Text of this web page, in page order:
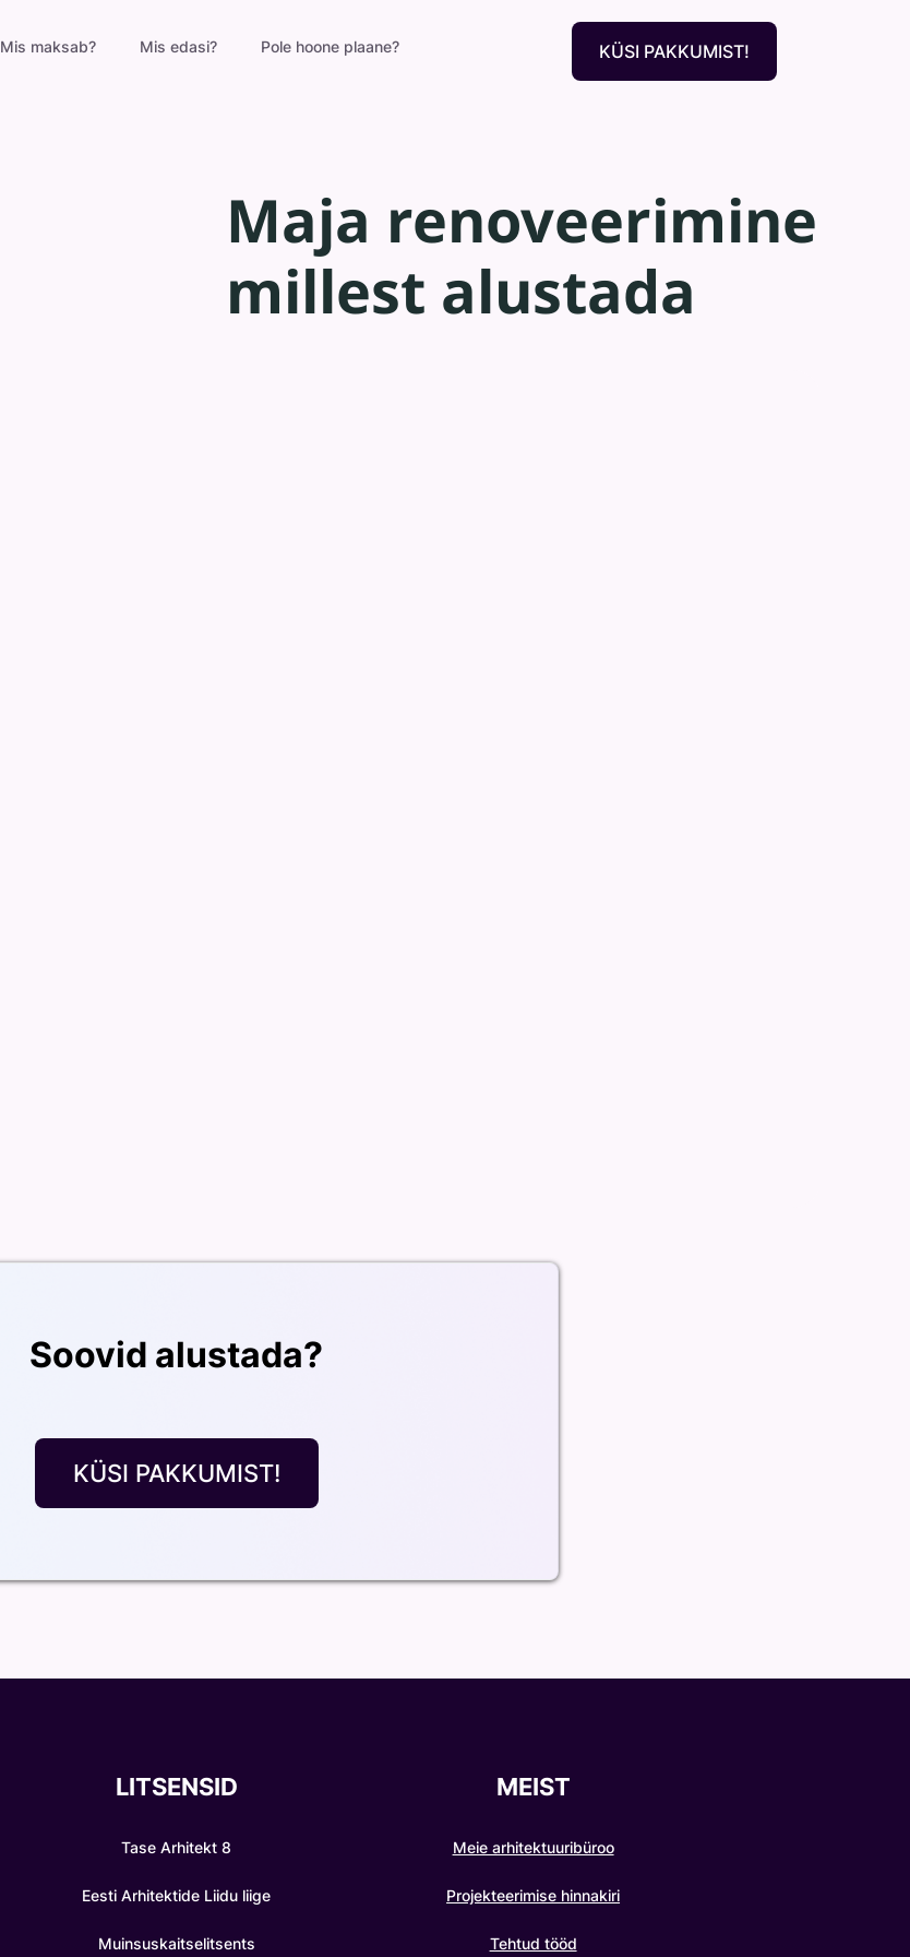
Mis maksab? Mis edasi? Pole hoone plaane? KÜSI PAKKUMIST!
Maja renoveerimine
millest alustada
Soovid alustada?
KÜSI PAKKUMIST!
LITSENSID
Tase Arhitekt 8
Eesti Arhitektide Liidu liige
Muinsuskaitselitsents
MEIST
Meie arhitektuuribüroo
Projekteerimise hinnakiri
Tehtud tööd